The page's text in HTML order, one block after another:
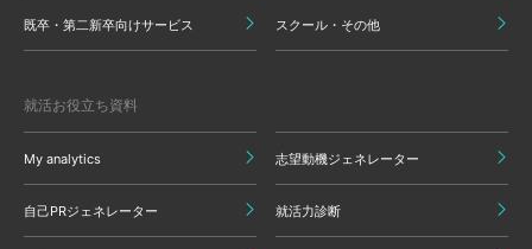
既卒・第二新卒向けサービス スクール・その他
就活お役立ち資料
My analytics 志望動機ジェネレーター
自己PRジェネレーター 就活力診断